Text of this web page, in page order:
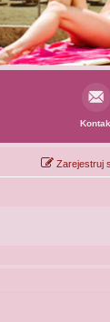
Zarejestruj